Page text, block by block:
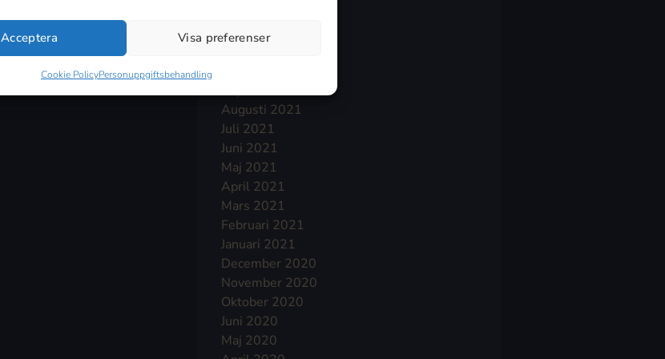
Acceptera Visa preferenser
Cookie PolicyPersonuppgiftsbehandling
December 2021
Augusti 2021
Juli 2021
Juni 2021
Maj 2021
April 2021
Mars 2021
Februari 2021
Januari 2021
December 2020
November 2020
Oktober 2020
Juni 2020
Maj 2020